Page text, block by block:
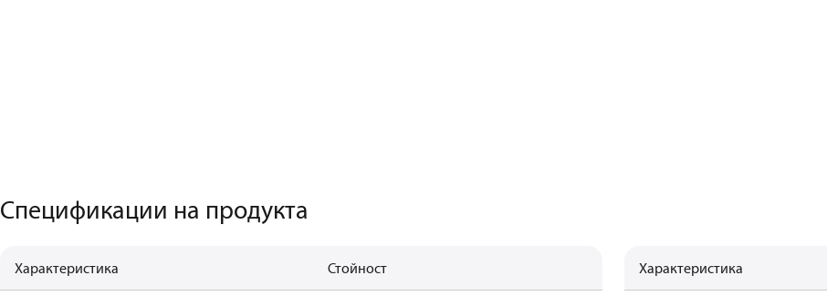
Спецификации на продукта
Характеристика Стойност Характеристика